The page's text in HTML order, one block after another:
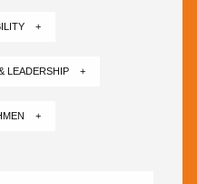
+
LEADERSHIP +
+